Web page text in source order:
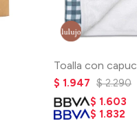
Toalla con
$ 1.947 $ 2.290
$ 1.603
$ 1.832